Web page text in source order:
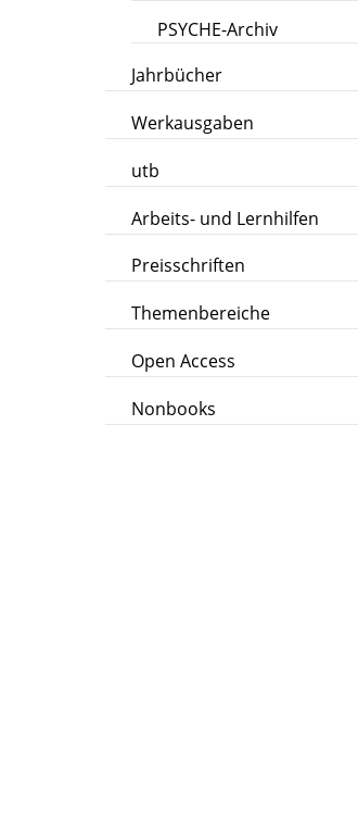
PSYCHE-Archiv
Jahrbücher
Werkausgaben
utb
Arbeits- und Lernhilfen
Preisschriften
Themenbereiche
Open Access
Nonbooks